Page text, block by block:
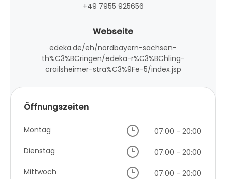
+49 7955 925656
Webseite
edeka.de/eh/nordbayern-sachsen-
th%C3%BCringen/edeka-r%C3%BChling-
crailsheimer-stra%C3%9Fe-5/index.jsp
Öffnungszeiten
Montag
07:00 - 20:00
Dienstag
07:00 - 20:00
Mittwoch
07:00 - 20:00